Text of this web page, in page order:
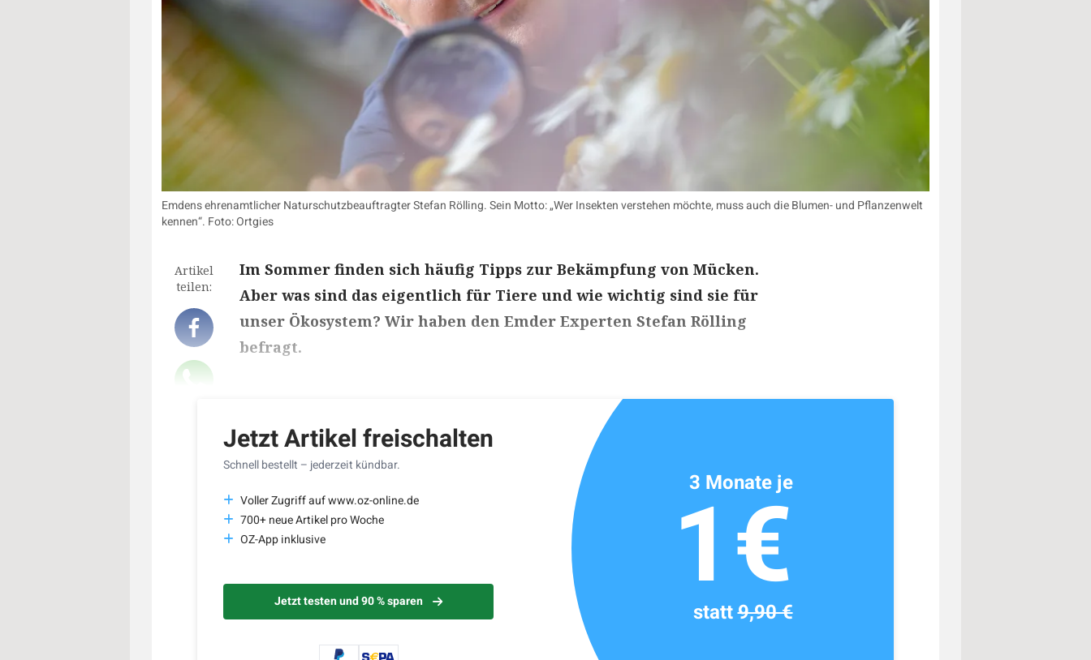
Emdens ehrenamtlicher Naturschutzbeauftragter Stefan Rölling. Sein Motto: „Wer Insekten verstehen möchte, muss auch die Blumen- und Pflanzenwelt
kennen“. Foto: Ortgies
Artikel
teilen:
Im Sommer finden sich häufig Tipps zur Bekämpfung von Mücken.
Aber was sind das eigentlich für Tiere und wie wichtig sind sie für
unser Ökosystem? Wir haben den Emder Experten Stefan Rölling
befragt.
Jetzt Artikel freischalten
Schnell bestellt – jederzeit kündbar.
Voller Zugriff auf www.oz-online.de
700+ neue Artikel pro Woche
OZ-App inklusive
Jetzt testen und 90 % sparen
3 Monate je
1€
statt9,90 €